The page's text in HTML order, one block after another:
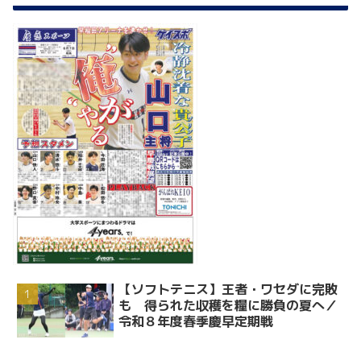
【ソフトテニス】王者・ワセダに完敗
も 得られた収穫を糧に勝負の夏へ／
令和８年度春季慶早定期戦